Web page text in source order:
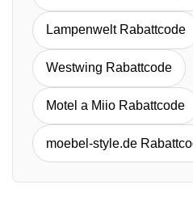
Lampenwelt Rabattcode
Westwing Rabattcode
Motel a Miio Rabattcode
moebel-style.de